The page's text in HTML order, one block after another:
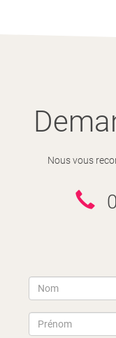
Nous vous